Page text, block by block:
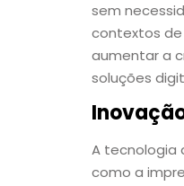
sem
contextos de
aumentar a
soluções
A tecnologia
como a